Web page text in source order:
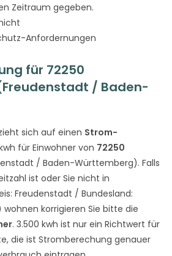
Zeitraum gegeben.
Anfordernungen
für 72250
/ Baden-
sich auf einen Strom-
für Einwohner von 72250
/ Baden-Württemberg). Falls
ist oder Sie nicht in
Freudenstadt / Bundesland:
korrigieren Sie bitte die
. 3.500 kwh ist nur ein Richtwert für
die ist Stromberechung genauer